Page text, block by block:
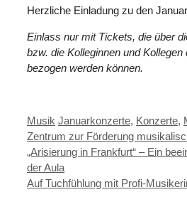
Herzliche Einladung zu den
Einlass nur mit Tickets, die über
bzw. die Kolleginnen und
bezogen werden können.
Kategorien
Musik Schlagwörter
Januarkonzerte, Konzerte,
Zentrum zur Förderung
„Arisierung in Frankfurt“ – Ein
der Aula
Auf Tuchfühlung mit Profi-